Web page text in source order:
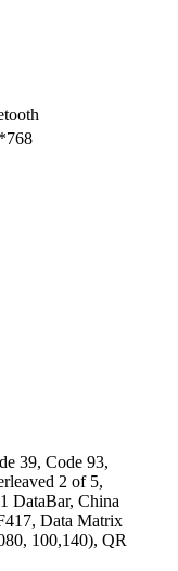
39, Code 93,
2 of 5,
DataBar, China
Data Matrix
100,140), QR